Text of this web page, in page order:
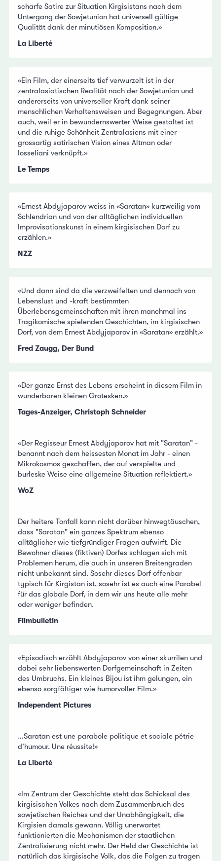
scharfe Satire zur Situation Kirgisistans nach dem
Untergang der Sowjetunion hat universell gültige
Qualität dank der minutiösen Komposition.»
La Liberté
«Ein Film, der einerseits tief verwurzelt ist in der
zentralasiatischen Realität nach der Sowjetunion und
andererseits von universeller Kraft dank seiner
menschlichen Verhaltensweisen und Begegnungen. Aber
auch, weil er in bewundernswerter Weise gestaltet ist
und die ruhige Schönheit Zentralasiens mit einer
grossartig satirischen Vision eines Altman oder
Iosseliani verknüpft.»
Le Temps
«Ernest Abdyjaparov weiss in «Saratan» kurzweilig vom
Schlendrian und von der alltäglichen individuellen
Improvisationskunst in einem kirgisischen Dorf zu
erzählen.»
NZZ
«Und dann sind da die verzweifelten und dennoch von
Lebenslust und -kraft bestimmten
Überlebensgemeinschaften mit ihren manchmal ins
Tragikomische spielenden Geschichten, im kirgisischen
Dorf, von dem Ernest Abdyjaparov in «Saratan» erzählt.»
Fred Zaugg, Der Bund
«Der ganze Ernst des Lebens erscheint in diesem Film in
wunderbaren kleinen Grotesken.»
Tages-Anzeiger, Christoph Schneider
«Der Regisseur Ernest Abdyjaparov hat mit "Saratan" -
benannt nach dem heissesten Monat im Jahr - einen
Mikrokosmos geschaffen, der auf verspielte und
burleske Weise eine allgemeine Situation reflektiert.»
WoZ
Der heitere Tonfall kann nicht darüber hinwegtäuschen,
dass "Saratan" ein ganzes Spektrum ebenso
alltäglicher wie tiefgründiger Fragen aufwirft. Die
Bewohner dieses (fiktiven) Dorfes schlagen sich mit
Problemen herum, die auch in unseren Breitengraden
nicht unbekannt sind. Sosehr dieses Dorf offenbar
typisch für Kirgistan ist, sosehr ist es auch eine Parabel
für das globale Dorf, in dem wir uns heute alle mehr
oder weniger befinden.
Filmbulletin
«Episodisch erzählt Abdyjaparov von einer skurrilen und
dabei sehr liebenswerten Dorfgemeinschaft in Zeiten
des Umbruchs. Ein kleines Bijou ist ihm gelungen, ein
ebenso sorgfältiger wie humorvoller Film.»
Independent Pictures
…Saratan est une parabole politique et sociale pétrie
d'humour. Une réussite!»
La Liberté
«Im Zentrum der Geschichte steht das Schicksal des
kirgisischen Volkes nach dem Zusammenbruch des
sowjetischen Reiches und der Unabhängigkeit, die
Kirgisien damals gewann. Völlig unerwartet
funktionierten die Mechanismen der staatlichen
Zentralisierung nicht mehr. Der Held der Geschichte ist
natürlich das kirgisische Volk, das die Folgen zu tragen